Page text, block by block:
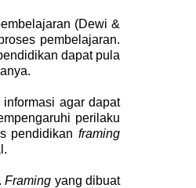
(Dewi &
pembelajaran.
dapat pula
informasi agar dapat
perilaku
pendidikan framing
Framing yang dibuat